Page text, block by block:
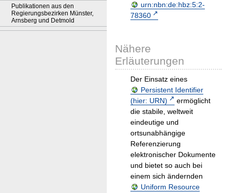
Publikationen aus den
Regierungsbezirken Münster,
Arnsberg und Detmold
urn:nbn:de:hbz:5:2-
78360
Nähere
Erläuterungen
Der Einsatz eines
Persistent Identifier
(hier: URN)
ermöglicht
die stabile, weltweit
eindeutige und
ortsunabhängige
Referenzierung
elektronischer Dokumente
und bietet so auch bei
einem sich ändernden
Uniform Resource